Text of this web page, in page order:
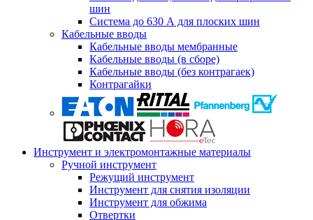
шин
Система до 630 А для плоских шин
Кабельные вводы
Кабельные вводы мембранные
Кабельные вводы (в сборе)
Кабельные вводы (без контрагаек)
Контрагайки
Инструмент и электромонтажные материалы
Ручной инструмент
Режущий инструмент
Инструмент для снятия изоляции
Инструмент для обжима
Отвертки